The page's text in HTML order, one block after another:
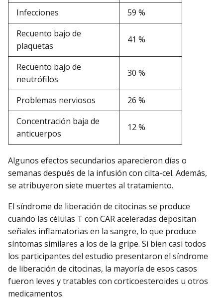
Infecciones
59 %
Recuento bajo de
plaquetas
41 %
Recuento bajo de
neutrófilos
30 %
Problemas nerviosos
26 %
Concentración baja de
anticuerpos
12 %
Algunos efectos secundarios aparecieron días o
semanas después de la infusión con cilta-cel. Además,
se atribuyeron siete muertes al tratamiento.
El síndrome de liberación de citocinas se produce
cuando las células T con CAR aceleradas depositan
señales inflamatorias en la sangre, lo que produce
síntomas similares a los de la gripe. Si bien casi todos
los participantes del estudio presentaron el síndrome
de liberación de citocinas, la mayoría de esos casos
fueron leves y tratables con corticoesteroides u otros
medicamentos.